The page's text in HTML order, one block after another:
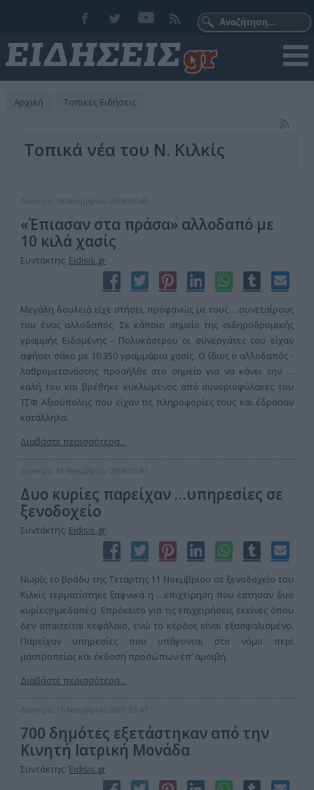
Αρχική Τοπικές Ειδήσεις
Τοπικά νέα του Ν. Κιλκίς
Δευτέρα, 16 Νοεμβρίου 2009 03:49
«Έπιασαν στα πράσα» αλλοδαπό με
10 κιλά χασίς
Συντάκτης: Eidisis.gr
Μεγάλη δουλειά είχε στήσει, προφανώς με τους …συνεταίρους
του ένας αλλοδαπός. Σε κάποιο σημείο της σιδηροδρομικής
γραμμής Ειδομένης - Πολυκάστρου οι συνεργάτες του είχαν
αφήσει σάκο με 10.350 γραμμάρια χασίς. Ο ίδιος ο αλλοδαπός -
λαθρομετανάστης προσήλθε στο σημείο για να κάνει την …
καλή του και βρέθηκε κυκλωμένος από συνοριοφύλακες του
ΤΣΦ Αξιούπολης που είχαν τις πληροφορίες τους και έδρασαν
κατάλληλα.
Διαβάστε περισσότερα...
Δευτέρα, 16 Νοεμβρίου 2009 03:47
Δυο κυρίες παρείχαν …υπηρεσίες σε
ξενοδοχείο
Συντάκτης: Eidisis.gr
Νωρίς το βράδυ της Τετάρτης 11 Νοεμβρίου σε ξενοδοχείο του
Κιλκίς τερματίστηκε ξαφνικά η …επιχείρηση που έστησαν δυο
κυρίες(ημεδαπές). Επρόκειτο για τις επιχειρήσεις εκείνες όπου
δεν απαιτείται κεφάλαιο, ενώ το κέρδος είναι εξασφαλισμένο.
Παρείχαν υπηρεσίες που υπάγονται στο νόμο περί
μαστροπείας και έκδοση προσώπων επ’ αμοιβή.
Διαβάστε περισσότερα...
Δευτέρα, 16 Νοεμβρίου 2009 03:47
700 δημότες εξετάστηκαν από την
Κινητή Ιατρική Μονάδα
Συντάκτης: Eidisis.gr